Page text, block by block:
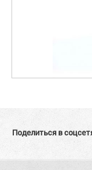
Поделиться в